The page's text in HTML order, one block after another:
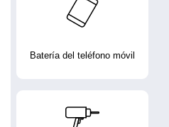
Batería del teléfono móvil